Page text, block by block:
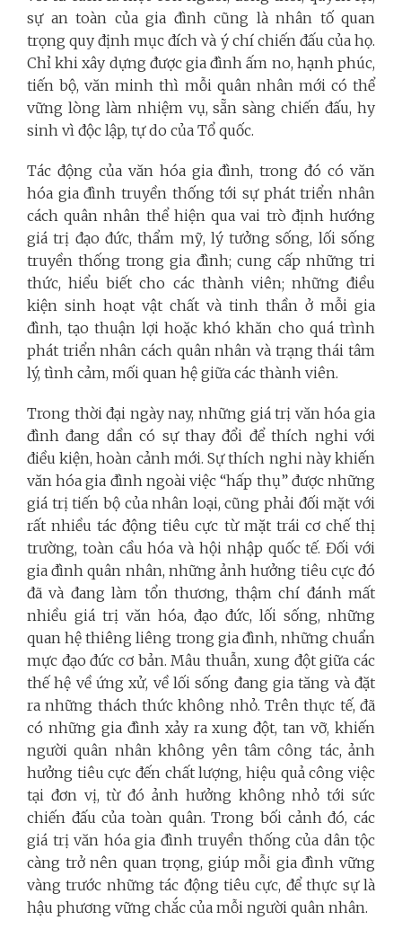
sự an toàn của gia đình cũng là nhân tố quan
trọng quy định mục đích và ý chí chiến đấu của họ.
Chỉ khi xây dựng được gia đình ấm no, hạnh phúc,
tiến bộ, văn minh thì mỗi quân nhân mới có thể
vững lòng làm nhiệm vụ, sẵn sàng chiến đấu, hy
sinh vì độc lập, tự do của Tổ quốc.
Tác động của văn hóa gia đình, trong đó có văn
hóa gia đình truyền thống tới sự phát triển nhân
cách quân nhân thể hiện qua vai trò định hướng
giá trị đạo đức, thẩm mỹ, lý tưởng sống, lối sống
truyền thống trong gia đình; cung cấp những tri
thức, hiểu biết cho các thành viên; những điều
kiện sinh hoạt vật chất và tinh thần ở mỗi gia
đình, tạo thuận lợi hoặc khó khăn cho quá trình
phát triển nhân cách quân nhân và trạng thái tâm
lý, tình cảm, mối quan hệ giữa các thành viên.
Trong thời đại ngày nay, những giá trị văn hóa gia
đình đang dần có sự thay đổi để thích nghi với
điều kiện, hoàn cảnh mới. Sự thích nghi này khiến
văn hóa gia đình ngoài việc “hấp thụ” được những
giá trị tiến bộ của nhân loại, cũng phải đối mặt với
rất nhiều tác động tiêu cực từ mặt trái cơ chế thị
trường, toàn cầu hóa và hội nhập quốc tế. Đối với
gia đình quân nhân, những ảnh hưởng tiêu cực đó
đã và đang làm tổn thương, thậm chí đánh mất
nhiều giá trị văn hóa, đạo đức, lối sống, những
quan hệ thiêng liêng trong gia đình, những chuẩn
mực đạo đức cơ bản. Mâu thuẫn, xung đột giữa các
thế hệ về ứng xử, về lối sống đang gia tăng và đặt
ra những thách thức không nhỏ. Trên thực tế, đã
có những gia đình xảy ra xung đột, tan vỡ, khiến
người quân nhân không yên tâm công tác, ảnh
hưởng tiêu cực đến chất lượng, hiệu quả công việc
tại đơn vị, từ đó ảnh hưởng không nhỏ tới sức
chiến đấu của toàn quân. Trong bối cảnh đó, các
giá trị văn hóa gia đình truyền thống của dân tộc
càng trở nên quan trọng, giúp mỗi gia đình vững
vàng trước những tác động tiêu cực, để thực sự là
hậu phương vững chắc của mỗi người quân nhân.